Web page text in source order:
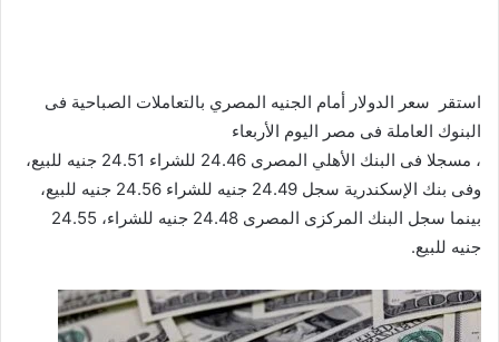
استقر سعر الدولار أمام الجنيه المصري بالتعاملات الصباحية فى
البنوك العاملة فى مصر اليوم الأربعاء
، مسجلا فى البنك الأهلي المصرى 24.46 للشراء 24.51 جنيه للبيع،
وفى بنك الإسكندرية سجل 24.49 جنيه للشراء 24.56 جنيه للبيع،
بينما سجل البنك المركزى المصرى 24.48 جنيه للشراء، 24.55
جنيه للبيع.